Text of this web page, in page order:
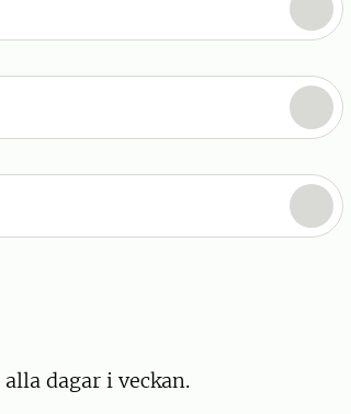
dagar i veckan.